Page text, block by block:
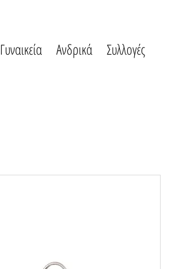
Γυναικεία Ανδρικά Συλλογές